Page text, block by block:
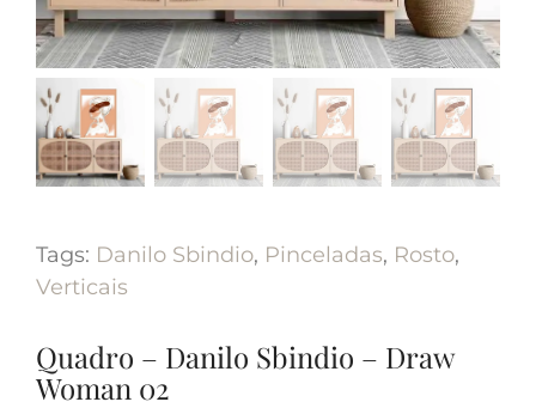
Tags: Danilo Sbindio, Pinceladas, Rosto,
Verticais
Quadro – Danilo Sbindio – Draw
Woman 02